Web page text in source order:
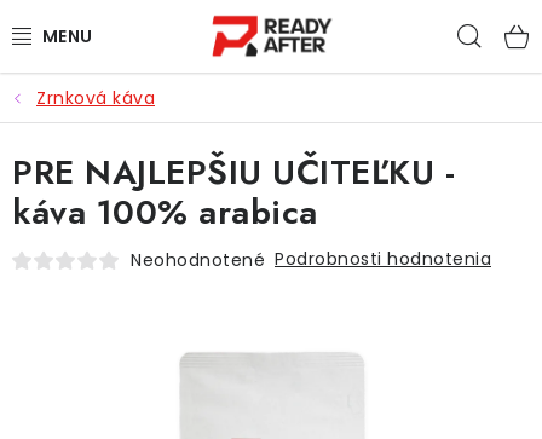
na
KÁVA
SYPANÉ ČAJE
CASCARA
Zrnková káva
PRE NAJLEPŠIU UČITEĽKU -
káva 100% arabica
Neohodnotené Podrobnosti hodnotenia